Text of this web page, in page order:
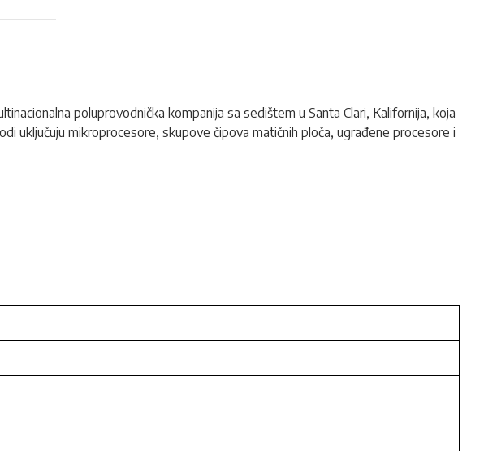
poluprovodnička kompanija sa sedištem u Santa Clari, Kalifornija, koja
uključuju mikroprocesore, skupove čipova matičnih ploča, ugrađene procesore i